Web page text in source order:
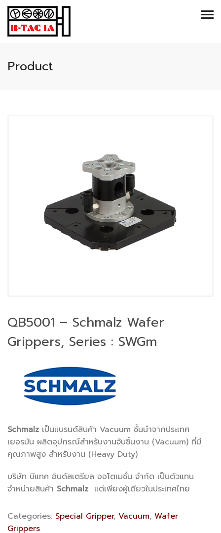
Product
QB5001 – Schmalz Wafer
Grippers, Series : SWGm
Schmalz เป็นแบรนด์สินค้า Vacuum ชั้นนำจากประเทศ
เยอรมัน ผลิตอุปกรณ์สำหรับงานจับชิ้นงาน (Vacuum) ที่มี
คุณภาพสูง สำหรับงาน (Heavy Duty)
บริษัท บีแทค อินดัสเตรียล ออโตเมชั่น จำกัด เป็นตัวแทน
จำหน่ายสินค้า Schmalz แต่เพียงผู้เดียวในประเทศไทย
Categories: Special Gripper, Vacuum, Wafer
Grippers